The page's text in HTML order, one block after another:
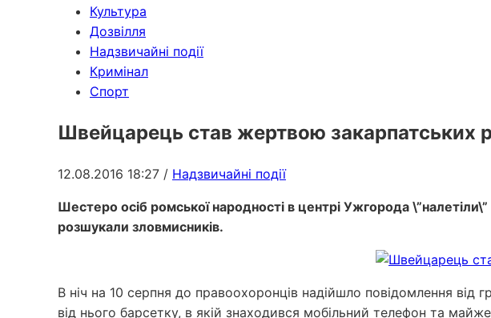
Культура
Дозвілля
Надзвичайні події
Кримінал
Спорт
Швейцарець став жертвою закарпатських
12.08.2016 18:27 / Надзвичайні події
Шестеро осіб ромської народності в центрі Ужгорода
розшукали зловмисників.
В ніч на 10 серпня до правоохоронців надійшло повідомлення
від нього барсетку, в якій знаходився мобільний телефон та